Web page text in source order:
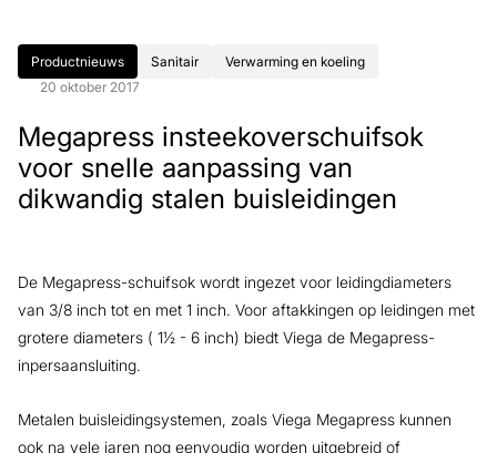
Productnieuws Sanitair
Verwarming en koeling
20 oktober 2017
Megapress insteekoverschuifsok
voor snelle aanpassing van
dikwandig stalen buisleidingen
De Megapress-schuifsok wordt ingezet voor leidingdiameters
van 3/8 inch tot en met 1 inch. Voor aftakkingen op leidingen met
grotere diameters ( 1½ - 6 inch) biedt Viega de Megapress-
inpersaansluiting.
Metalen buisleidingsystemen, zoals Viega Megapress kunnen
ook na vele jaren nog eenvoudig worden uitgebreid of